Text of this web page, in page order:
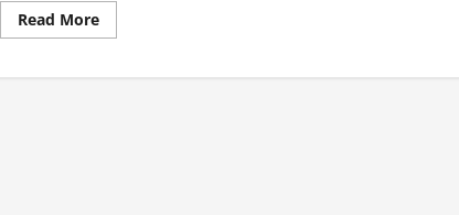
Read MoreRead
more
marca